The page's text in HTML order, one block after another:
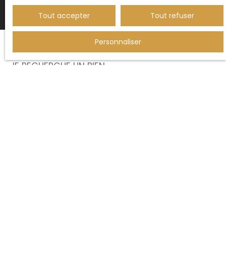
JE RECHERCHE UN BIEN
Tout accepter Tout refuser
Personnaliser